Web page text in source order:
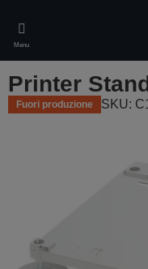
main
content
Menu
Printer
Fuori produzione SKU: